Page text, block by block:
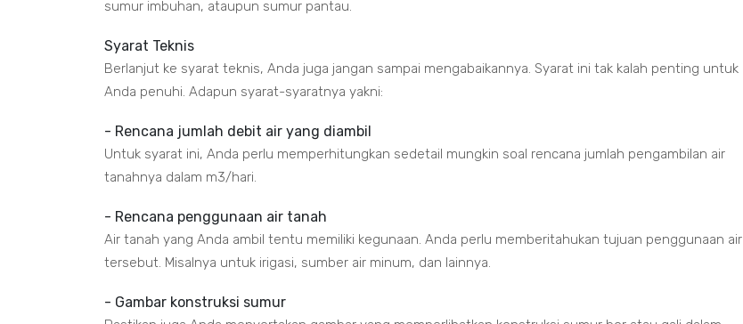
sumur imbuhan, ataupun sumur pantau.
Syarat Teknis
Berlanjut ke syarat teknis, Anda juga jangan sampai mengabaikannya. Syarat ini tak kalah penting untuk
Anda penuhi. Adapun syarat-syaratnya yakni:
- Rencana jumlah debit air yang diambil
Untuk syarat ini, Anda perlu memperhitungkan sedetail mungkin soal rencana jumlah pengambilan air
tanahnya dalam m3/hari.
- Rencana penggunaan air tanah
Air tanah yang Anda ambil tentu memiliki kegunaan. Anda perlu memberitahukan tujuan penggunaan air
tersebut. Misalnya untuk irigasi, sumber air minum, dan lainnya.
- Gambar konstruksi sumur